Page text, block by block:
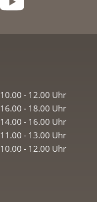
10.00 - 12.00 Uhr
16.00 - 18.00 Uhr
14.00 - 16.00 Uhr
11.00 - 13.00 Uhr
10.00 - 12.00 Uhr